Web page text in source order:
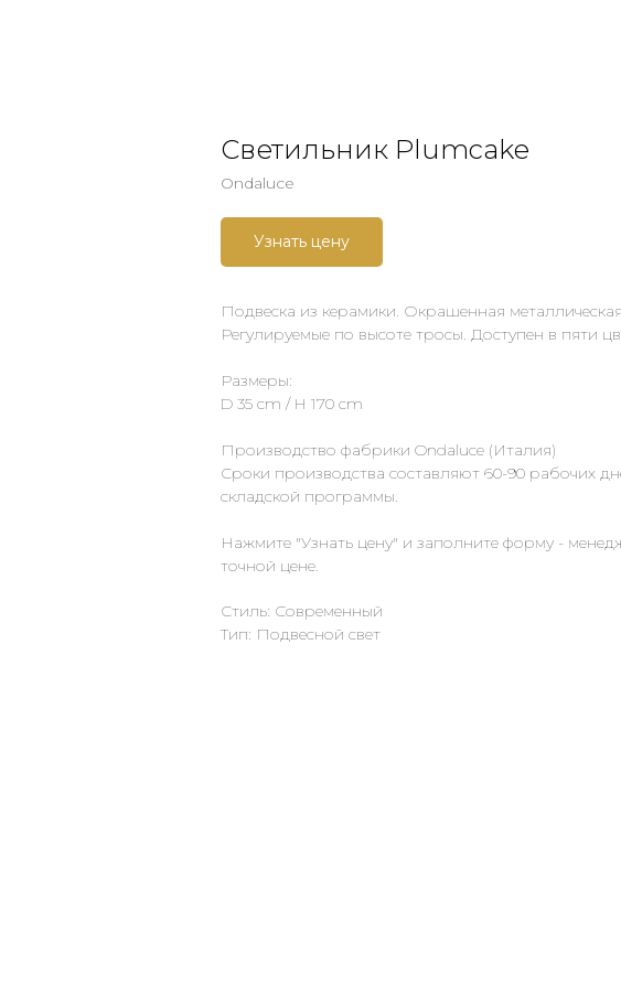
Светильник Plumcake
Ondaluce
Узнать цену
Подвеска из керамики. Окрашенная
Регулируемые по высоте тросы. Доступен в пяти
Размеры:
D 35 cm / H 170 cm
Производство фабрики Ondaluce (Италия)
Сроки производства составляют 60-90 рабочих
складской программы.
Нажмите "Узнать цену" и заполните форму -
точной цене.
Стиль: Современный
Тип: Подвесной свет